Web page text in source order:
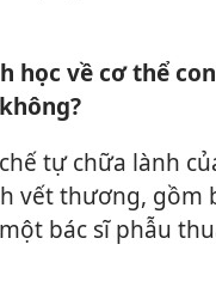
học về cơ thể
tự chữa lành
vết thương, gồm
bác sĩ phẫu